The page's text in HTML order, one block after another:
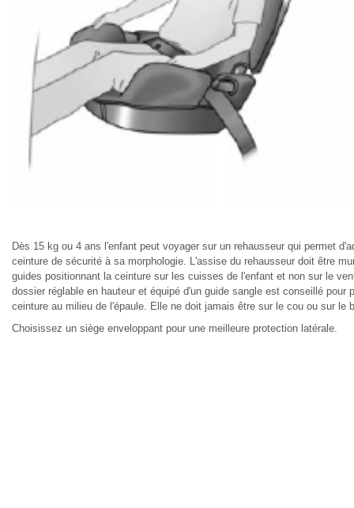
Dès 15 kg ou 4 ans l'enfant peut voyager sur un rehausseur qui permet
ceinture de sécurité à sa morphologie. L'assise du rehausseur doit être
guides positionnant la ceinture sur les cuisses de l'enfant et non sur le
dossier réglable en hauteur et équipé d'un guide sangle est conseillé pour
ceinture au milieu de l'épaule. Elle ne doit jamais être sur le cou ou sur le
Choisissez un siège enveloppant pour une meilleure protection latérale.